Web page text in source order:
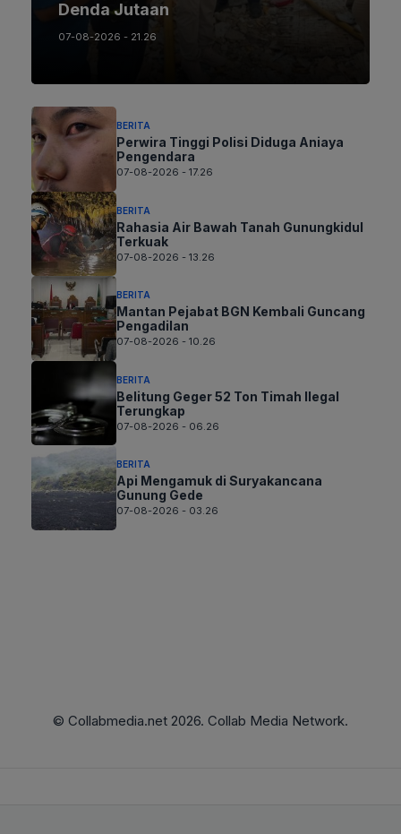
Denda Jutaan
07-08-2026 - 21.26
BERITA
Perwira Tinggi Polisi Diduga Aniaya
Pengendara
07-08-2026 - 17.26
BERITA
Rahasia Air Bawah Tanah Gunungkidul
Terkuak
07-08-2026 - 13.26
BERITA
Mantan Pejabat BGN Kembali Guncang
Pengadilan
07-08-2026 - 10.26
BERITA
Belitung Geger 52 Ton Timah Ilegal
Terungkap
07-08-2026 - 06.26
BERITA
Api Mengamuk di Suryakancana
Gunung Gede
07-08-2026 - 03.26
© Collabmedia.net 2026. Collab Media Network.